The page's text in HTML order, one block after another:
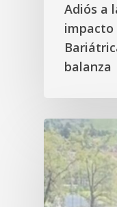
Adiós a
impacto
balanza